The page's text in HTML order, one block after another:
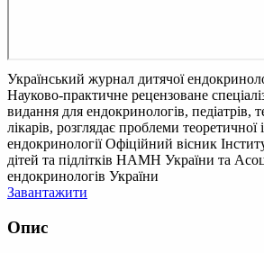
Український журнал дитячої
Науково-практичне рецензоване
видання для ендокринологів, педіатрів,
лікарів, розглядає проблеми теоретичної
ендокринології Офіційний вісник
дітей та підлітків НАМН України та
ендокринологів України
Завантажити
Опис